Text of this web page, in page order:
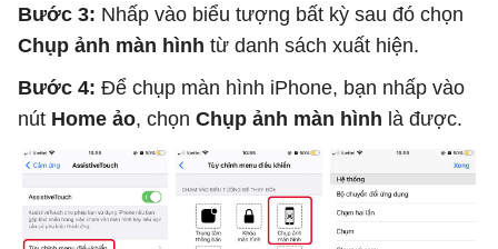
Bước 3: Nhấp vào biểu tượng bất kỳ sau đó chọn
Chụp ảnh màn hình từ danh sách xuất hiện.
Bước 4: Để chụp màn hình iPhone, bạn nhấp vào
nút Home ảo, chọn Chụp ảnh màn hình là được.